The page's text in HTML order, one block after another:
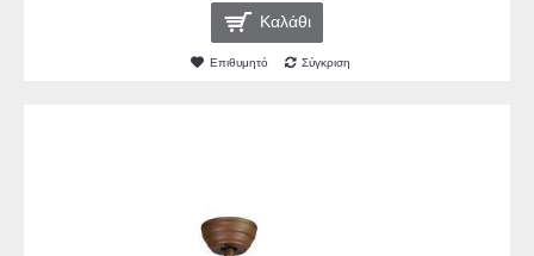
Καλάθι
Επιθυμητό Σύγκριση